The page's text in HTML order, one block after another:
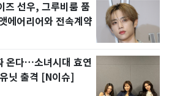
즈 선우, 그루비룸 품
에어리어와 전속계약
온다…소녀시대 효연
닛 출격 [N이슈]